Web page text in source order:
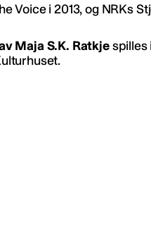
Voice i 2013, og NRKs
Maja S.K. Ratkjespilles